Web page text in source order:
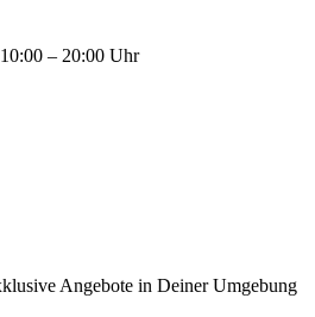
10:00 – 20:00 Uhr